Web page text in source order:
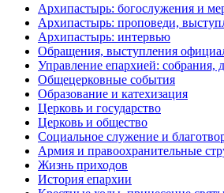
Архипастырь: богослужения и
Архипастырь: проповеди,
Архипастырь: интервью
Обращения, выступления
Управление епархией: собрания,
Общецерковные события
Образование и катехизация
Церковь и государство
Церковь и общество
Социальное служение и
Армия и правоохранительные
Жизнь приходов
История епархии